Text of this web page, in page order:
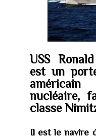
USS
est un
nucléaire,
classe
Il est le navire